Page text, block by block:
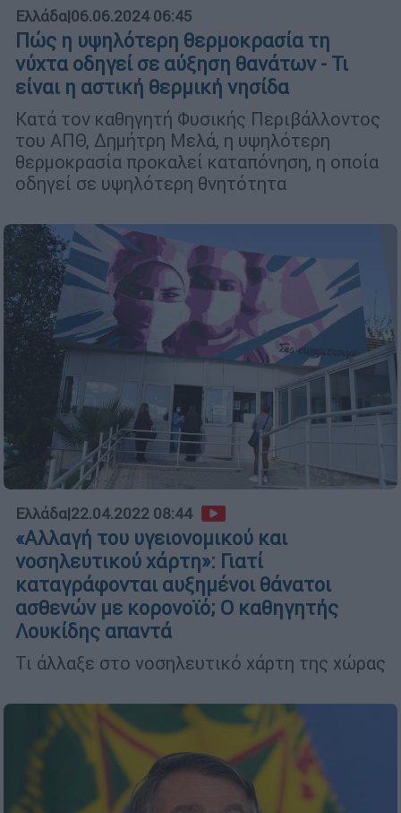
Ελλάδα|06.06.2024 06:45
Πώς η υψηλότερη θερμοκρασία τη
νύχτα οδηγεί σε αύξηση θανάτων - Τι
είναι η αστική θερμική νησίδα
Κατά τον καθηγητή Φυσικής Περιβάλλοντος
του ΑΠΘ, Δημήτρη Μελά, η υψηλότερη
θερμοκρασία προκαλεί καταπόνηση, η οποία
οδηγεί σε υψηλότερη θνητότητα
Ελλάδα|22.04.2022 08:44
«Αλλαγή του υγειονομικού και
νοσηλευτικού χάρτη»: Γιατί
καταγράφονται αυξημένοι θάνατοι
ασθενών με κορονοϊό; Ο καθηγητής
Λουκίδης απαντά
Τι άλλαξε στο νοσηλευτικό χάρτη της χώρας